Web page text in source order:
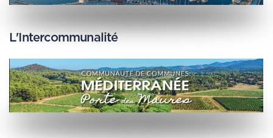
L'Intercommunalité